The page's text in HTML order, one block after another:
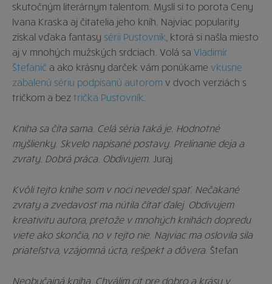
skutočným literárnym talentom. Myslí si to porota Ceny
Ivana Kraska aj čitatelia jeho kníh. Najviac popularity
získal vďaka fantasy sérii Pustovník , ktorá si našla miesto
aj v mnohých mužských srdciach. Volá sa Vladimír
Štefanič a ako krásny darček vám ponúkame vkusne
zabalenú sériu podpísanú autorom v dvoch verziách s
tričkom a bez trička Pustovník
Kniha sa číta sama. Celá séria taká je. Hodnotné
myšlienky. Skvelo napísané postavy. Prelínanie deja a
zvraty. Dobrá práca. Obdivujem. Juraj
Kvôli tejto knihe som v noci nevedel spať. Nečakané
zvraty a zvedavosť ma nútila čítať ďalej. Obdivujem
kreativitu autora, pretože v mnohých knihách dopredu
viete ako skončia, no v tejto nie. Najviac ma oslovila sila
priateľstva, vzájomná úcta, rešpekt a dôvera. Štefan
Neobyčajná kniha. Chválim cit pre dobro a krásu v